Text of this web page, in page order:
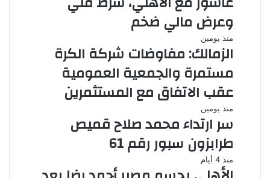
وعرض مالي ضخم
منذ يومين
الزمالك: مفاوضات شركة الكرة
مستمرة والجمعية العمومية
عقب الاتفاق مع المستثمرين
منذ يومين
سر ارتداء محمد صلاح قميص
طرابزون سبور رقم 61
منذ 4 أيام